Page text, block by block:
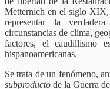
Metternich en el siglo XIX,
representar la
circunstancias de clima,
factores, el caudillismo
hispanoamericanas.
Se trata de un fenómeno,
subproducto de la Guerra